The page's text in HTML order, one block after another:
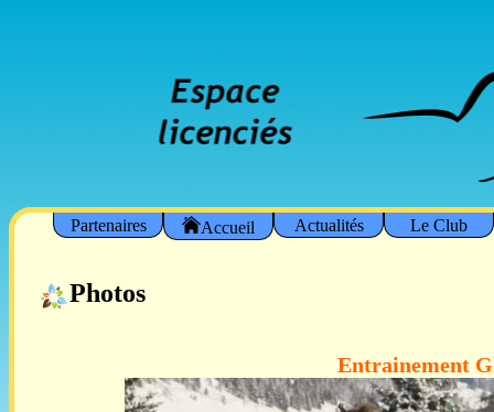
Partenaires Accueil Actualités Le Club
Photos
Entrainement